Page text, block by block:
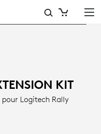
KIT
Logitech Rally